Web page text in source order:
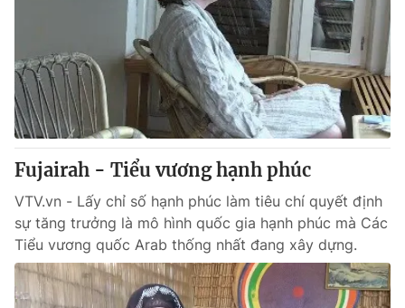
Fujairah - Tiểu vương hạnh phúc
VTV.vn - Lấy chỉ số hạnh phúc làm tiêu chí quyết định
sự tăng trưởng là mô hình quốc gia hạnh phúc mà Các
Tiểu vương quốc Arab thống nhất đang xây dựng.